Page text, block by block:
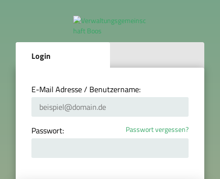
Login
E-Mail Adresse / Benutzername:
Passwort: Passwort vergessen?